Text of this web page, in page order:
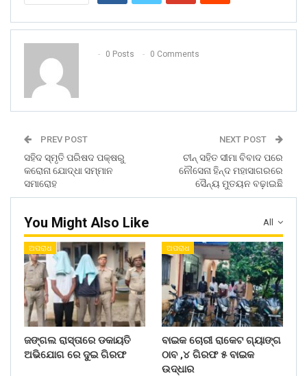
0 Posts 0 Comments
PREV POST
ସହିଦ ସ୍ମୃତି ପରିଷଦ ପକ୍ଷରୁ
କରୋନା ଯୋଦ୍ଧା ସମ୍ମାନ
ସମାରୋହ
NEXT POST
ଚୀନ୍ ସହିତ ସୀମା ବିବାଦ ପରେ
ନୌସେନା ହିନ୍ଦ ମହାସାଗରରେ
ସୈନ୍ୟ ମୁତୟନ ବଢ଼ାଇଛି
All
You Might Also Like
ଅପରାଧ
ଜଙ୍ଗଲ ରାସ୍ତାରେ ଡକାୟତି
ଅଭିଯୋଗ ରେ ଦୁଇ ଗିରଫ
ଅପରାଧ
ବାଇକ ଚୋରୀ ରାକେଟ ଗ୍ୟାଙ୍ଗ
ଠାବ ,୪ ଗିରଫ ୫ ବାଇକ
ଉଦ୍ଧାର